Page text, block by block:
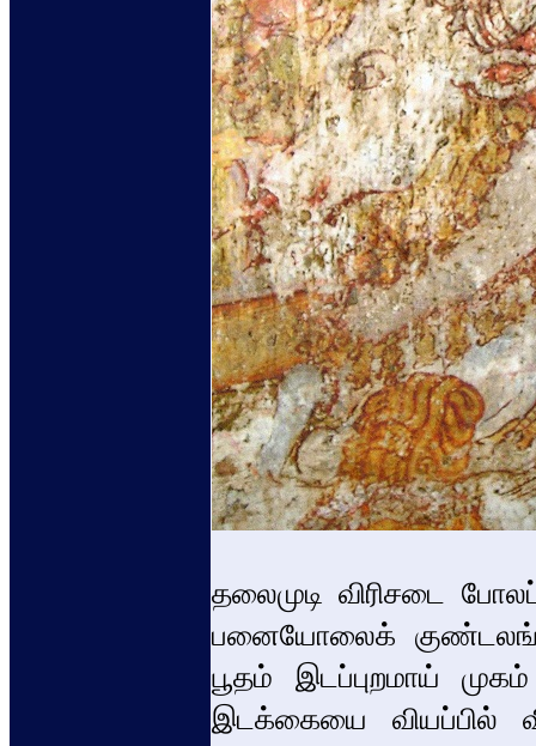
தலைமுடி விரிசடை
பனையோலைக்
பூதம் இடப்புறமாய்
இடக்கையை வியப்பில்